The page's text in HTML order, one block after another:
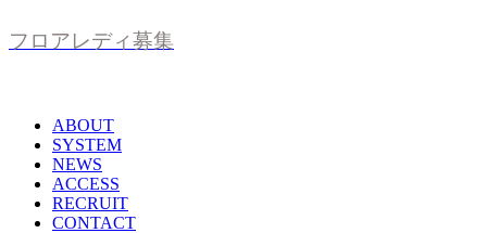
フロアレディ募集
ABOUT
SYSTEM
NEWS
ACCESS
RECRUIT
CONTACT